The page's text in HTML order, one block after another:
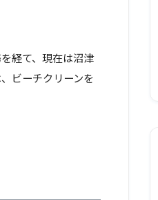
経て、現在は沼津
ビーチクリーンを